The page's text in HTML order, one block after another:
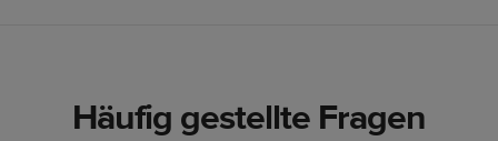
Häufig gestellte Fragen